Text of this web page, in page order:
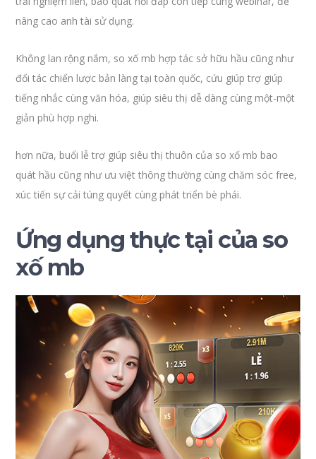
nâng cao anh tài sử dụng.
Không lan rộng nắm, so xố mb hợp tác sở hữu hầu cũng như
đối tác chiến lược bản làng tại toàn quốc, cứu giúp trợ giúp
tiếng nhắc cùng văn hóa, giúp siêu thị dễ dàng cùng một-một
giản phù hợp nghi.
hơn nữa, buổi lễ trợ giúp siêu thị thuôn của so xố mb bao
quát hầu cũng như ưu việt thông thường cùng chăm sóc free,
xúc tiến sự cải túng quyết cùng phát triển bè phái.
Ứng dụng thực tại của so
xố mb